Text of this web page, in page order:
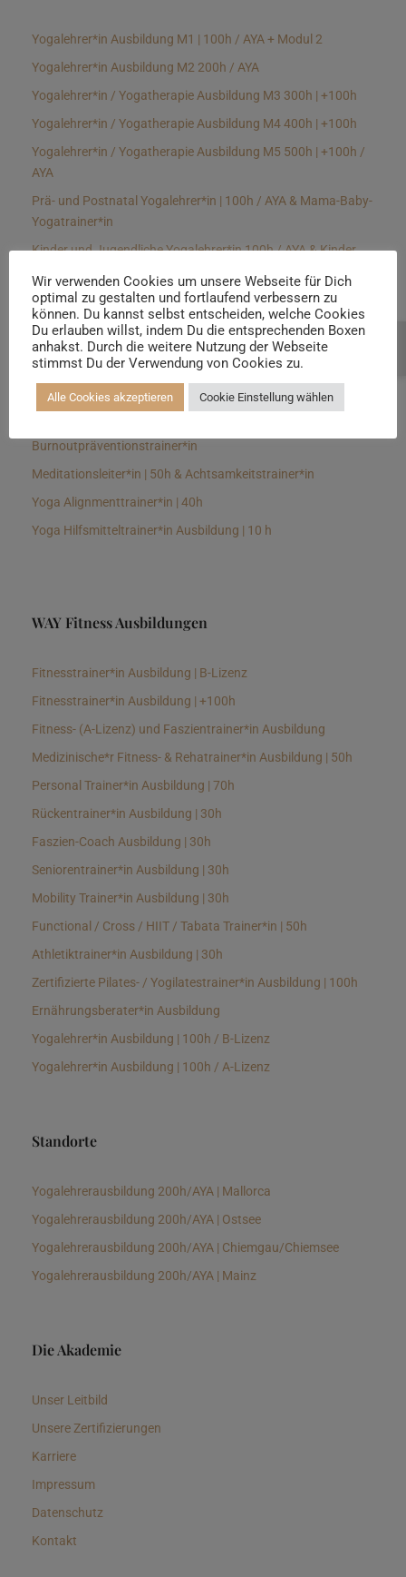
Yogalehrer*in Ausbildung M1 | 100h / AYA + Modul 2
Yogalehrer*in Ausbildung M2 200h / AYA
Yogalehrer*in / Yogatherapie Ausbildung M3 300h | +100h
Yogalehrer*in / Yogatherapie Ausbildung M4 400h | +100h
Yogalehrer*in / Yogatherapie Ausbildung M5 500h | +100h /
AYA
Prä- und Postnatal Yogalehrer*in | 100h / AYA & Mama-Baby-
Yogatrainer*in
Kinder und Jugendliche Yogalehrer*in 100h / AYA & Kinder
Yin Yogalehrer*in | 100 h & Faszientrainer*in
Hormon Yogalehrer*in / Yogatherapeut*in &
Stressmanagementtrainer*in | 70h
Longevitytrainer*in
Burnoutpräventionstrainer*in
Meditationsleiter*in | 50h & Achtsamkeitstrainer*in
Yoga Alignmenttrainer*in | 40h
Yoga Hilfsmitteltrainer*in Ausbildung | 10 h
WAY Fitness Ausbildungen
Fitnesstrainer*in Ausbildung | B-Lizenz
Fitnesstrainer*in Ausbildung | +100h
Fitness- (A-Lizenz) und Faszientrainer*in Ausbildung
Medizinische*r Fitness- & Rehatrainer*in Ausbildung | 50h
Personal Trainer*in Ausbildung | 70h
Rückentrainer*in Ausbildung | 30h
Faszien-Coach Ausbildung | 30h
Seniorentrainer*in Ausbildung | 30h
Mobility Trainer*in Ausbildung | 30h
Functional / Cross / HIIT / Tabata Trainer*in | 50h
Athletiktrainer*in Ausbildung | 30h
Zertifizierte Pilates- / Yogilatestrainer*in Ausbildung | 100h
Ernährungsberater*in Ausbildung
Yogalehrer*in Ausbildung | 100h / B-Lizenz
Yogalehrer*in Ausbildung | 100h / A-Lizenz
Standorte
Yogalehrerausbildung 200h/AYA | Mallorca
Yogalehrerausbildung 200h/AYA | Ostsee
Yogalehrerausbildung 200h/AYA | Chiemgau/Chiemsee
Yogalehrerausbildung 200h/AYA | Mainz
Die Akademie
Unser Leitbild
Unsere Zertifizierungen
Karriere
Impressum
Datenschutz
Kontakt
Wir verwenden Cookies um unsere Webseite für Dich
optimal zu gestalten und fortlaufend verbessern zu
können. Du kannst selbst entscheiden, welche Cookies
Du erlauben willst, indem Du die entsprechenden Boxen
anhakst. Durch die weitere Nutzung der Webseite
stimmst Du der Verwendung von Cookies zu.
Alle Cookies akzeptieren Cookie Einstellung wählen
Beratung buchen